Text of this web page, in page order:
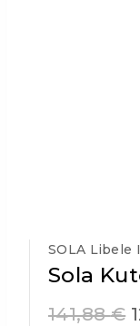
SOLA Libele
Sola
141,88€